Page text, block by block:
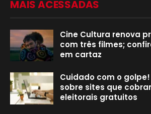
MAIS ACESSADAS
Cine Cultura renova
com três filmes;
em cartaz
Cuidado com o golpe!
sobre sites que
eleitorais gratuitos